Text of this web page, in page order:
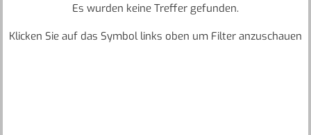
Es wurden keine Treffer gefunden.
Klicken Sie auf das Symbol links oben um Filter anzuschauen